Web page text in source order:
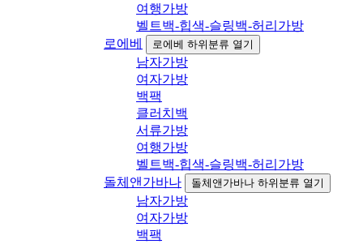
여행가방
벨트백-힙색-슬링백-허리가방
로에베
로에베 하위분류 열기
남자가방
여자가방
백팩
클러치백
서류가방
여행가방
벨트백-힙색-슬링백-허리가방
돌체앤가바나
돌체앤가바나 하위분류 열기
남자가방
여자가방
백팩